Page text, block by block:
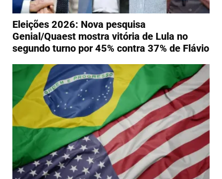
Eleições 2026: Nova pesquisa
Genial/Quaest mostra vitória de Lula no
segundo turno por 45% contra 37% de Flávio